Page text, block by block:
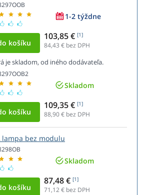
1-2 týždne
103,85 € [1]
84,43 € bez DPH
je skladom, od iného dodávateľa.
Skladom
109,35 € [1]
88,90€ bez DPH
lampa bez modulu
Skladom
87,48 € [1]
71,12€ bez DPH